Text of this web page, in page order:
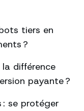
tiers en
?
la différence
payante ?
: se protéger